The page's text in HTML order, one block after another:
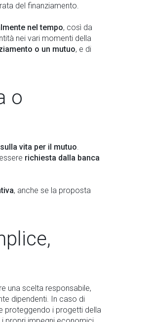
del finanziamento.
nel tempo, così da
nei vari momenti della
o un mutuo, e di
o
vita per il mutuo.
richiesta dalla banca
, anche se la proposta
una scelta responsabile,
dipendenti. In caso di
proteggendo i progetti della